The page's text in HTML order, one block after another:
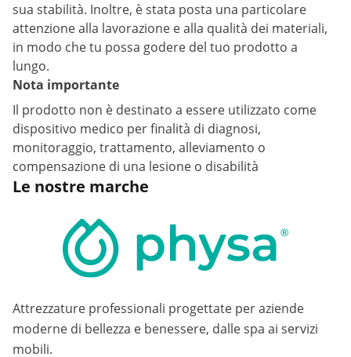
sua stabilità. Inoltre, è stata posta una particolare
attenzione alla lavorazione e alla qualità dei materiali,
in modo che tu possa godere del tuo prodotto a
lungo.
Nota importante
Il prodotto non è destinato a essere utilizzato come
dispositivo medico per finalità di diagnosi,
monitoraggio, trattamento, alleviamento o
compensazione di una lesione o disabilità
Le nostre marche
Attrezzature professionali progettate per aziende
moderne di bellezza e benessere, dalle spa ai servizi
mobili.